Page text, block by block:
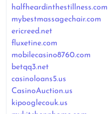
halfheardinthestillness.com
mybestmassagechair.com
ericreed.net
fluxetine.com
mobilecasino8760.com
betqq3.net
casinoloans5.us
CasinoAuction.us
kipooglecouk.us